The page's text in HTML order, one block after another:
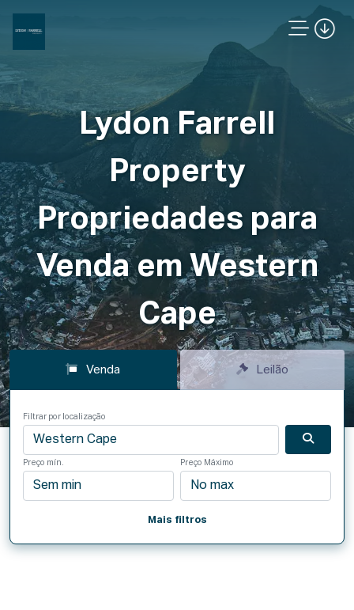
Lydon Farrell
Property
Propriedades para
Venda em Western
Cape
Venda Leilão
Filtrar por localização
Preço mín. Preço Máximo
Mais filtros